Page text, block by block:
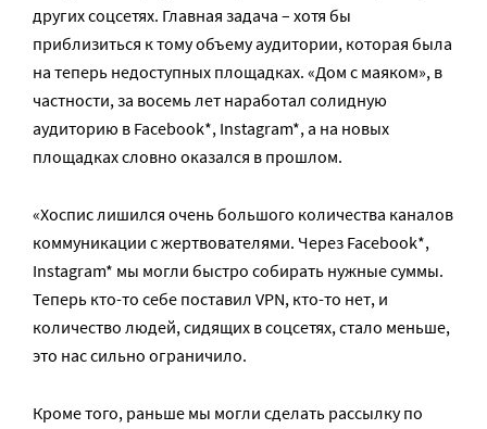
других соцсетях. Главная задача – хотя бы
приблизиться к тому объему аудитории, которая была
на теперь недоступных площадках. «Дом с маяком», в
частности, за восемь лет наработал солидную
аудиторию в Facebook*, Instagram*, а на новых
площадках словно оказался в прошлом.
«Хоспис лишился очень большого количества каналов
коммуникации с жертвователями. Через Facebook*,
Instagram* мы могли быстро собирать нужные суммы.
Теперь кто-то себе поставил VPN, кто-то нет, и
количество людей, сидящих в соцсетях, стало меньше,
это нас сильно ограничило.
Кроме того, раньше мы могли сделать рассылку по